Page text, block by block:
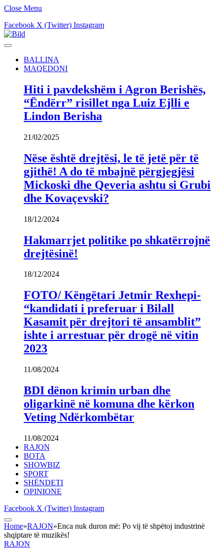
Close Menu
Facebook X (Twitter) Instagram
BALLINA
MAQEDONI
Hiti i pavdekshëm i Agron Berishës,
“Ëndërr” risillet nga Luiz Ejlli e
Lindon Berisha
21/02/2025
Nëse është drejtësi, le të jetë për të
gjithë! A do të mbajnë përgjegjësi
Mickoski dhe Qeveria ashtu si Grubi
dhe Kovaçevski?
18/12/2024
Hakmarrjet politike po shkatërrojnë
drejtësinë!
18/12/2024
FOTO/ Këngëtari Jetmir Rexhepi-
“kandidati i preferuar i Bilall
Kasamit për drejtori të ansamblit”
ishte i arrestuar për drogë në vitin
2023
11/08/2024
BDI dënon krimin urban dhe
oligarkinë në komuna dhe kërkon
Veting Ndërkombëtar
11/08/2024
RAJON
BOTA
SHOWBIZ
SPORT
SHËNDETI
OPINIONE
Facebook X (Twitter) Instagram
Home»RAJON»Enca nuk duron më: Po vij të shpëtoj industrinë
shqiptare të muzikës!
RAJON